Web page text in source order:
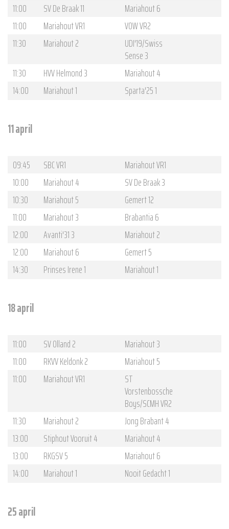
11:00
SV De Braak 11
Mariahout 6
11:00
Mariahout VR1
VOW VR2
11:30
Mariahout 2
UDI'19/Swiss
Sense 3
11:30
HVV Helmond 3
Mariahout 4
14:00
Mariahout 1 Sparta'25 1
11 april
09:45 SBC VR1
Mariahout VR1
10:00
Mariahout 4
SV De Braak 3
10:30
Mariahout 5
Gemert 12
11:00
Mariahout 3
Brabantia 6
12:00
Avanti'31 3
Mariahout 2
12:00
Mariahout 6
Gemert 5
14:30
Prinses Irene 1 Mariahout 1
18 april
11:00 SV Olland 2
Mariahout 3
11:00
RKVV Keldonk 2
Mariahout 5
11:00
Mariahout VR1
ST
Vorstenbossche
Boys/SCMH VR2
11:30
Mariahout 2
Jong Brabant 4
13:00
Stiphout Vooruit 4
Mariahout 4
13:00
RKGSV 5
Mariahout 6
14:00
Mariahout 1 Nooit Gedacht 1
25 april